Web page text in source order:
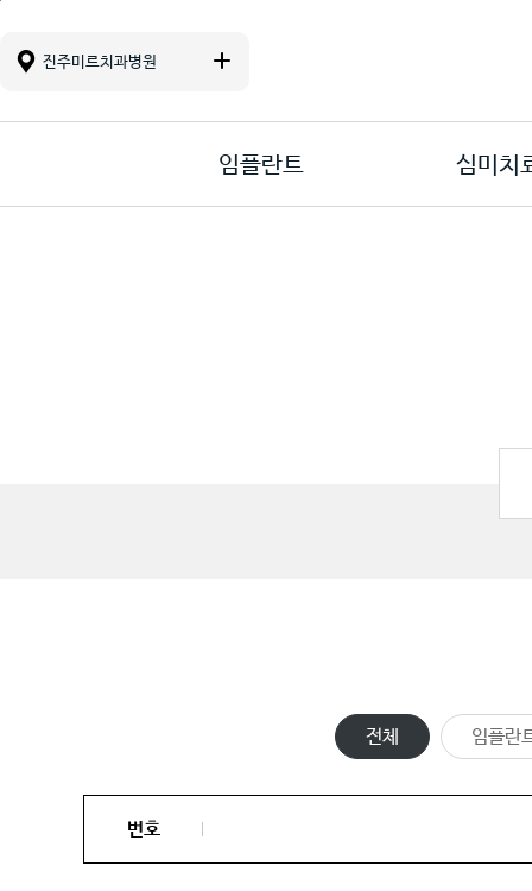
진료 메뉴바로가기
본문바로가기
컨텐츠바로가기
진주미르치과병원
임플란트 심미치
전체 임플란
번호